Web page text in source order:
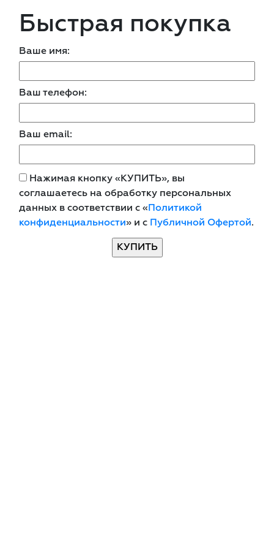
Быстрая покупка
Ваше имя:
Ваш телефон:
Ваш email:
Нажимая кнопку «КУПИТЬ», вы
соглашаетесь на обработку персональных
данных в соответствии с «Политикой
конфиденциальности» и с Публичной Офертой.